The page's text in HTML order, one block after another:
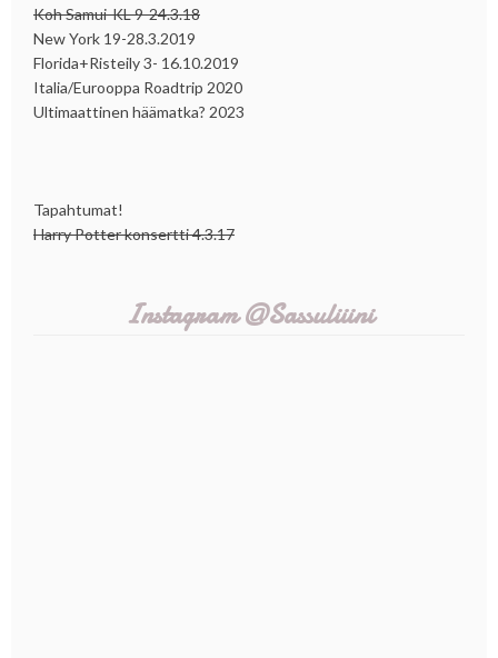
Koh Samui-KL 9-24.3.18
New York 19-28.3.2019
Florida+Risteily 3- 16.10.2019
Italia/Eurooppa Roadtrip 2020
Ultimaattinen häämatka? 2023
Tapahtumat!
Harry Potter konsertti 4.3.17
Instagram @Sassuliiini